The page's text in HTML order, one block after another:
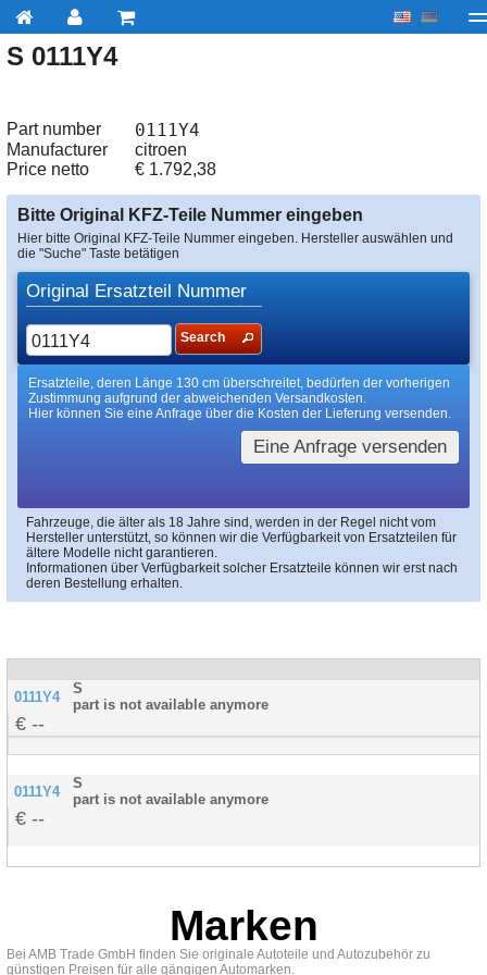
My account
S 0111Y4
Part number 0111Y4
Manufacturer
citroen
Price netto
€ 1.792,38
Bitte Original KFZ-Teile Nummer eingeben
Hier bitte Original KFZ-Teile Nummer eingeben. Hersteller auswählen und
die "Suche" Taste betätigen
Original Ersatzteil Nummer
Search
Ersatzteile, deren Länge 130 cm überschreitet, bedürfen der vorherigen
Zustimmung aufgrund der abweichenden Versandkosten.
Hier können Sie eine Anfrage über die Kosten der Lieferung versenden.
Eine Anfrage versenden
Fahrzeuge, die älter als 18 Jahre sind, werden in der Regel nicht vom
Hersteller unterstützt, so können wir die Verfügbarkeit von Ersatzteilen für
ältere Modelle nicht garantieren.
Informationen über Verfügbarkeit solcher Ersatzteile können wir erst nach
deren Bestellung erhalten.
0111Y4
S
part is not available anymore
--
0111Y4
S
part is not available anymore
--
Marken
Bei AMB Trade GmbH finden Sie originale Autoteile und Autozubehör zu
günstigen Preisen für alle gängigen Automarken.